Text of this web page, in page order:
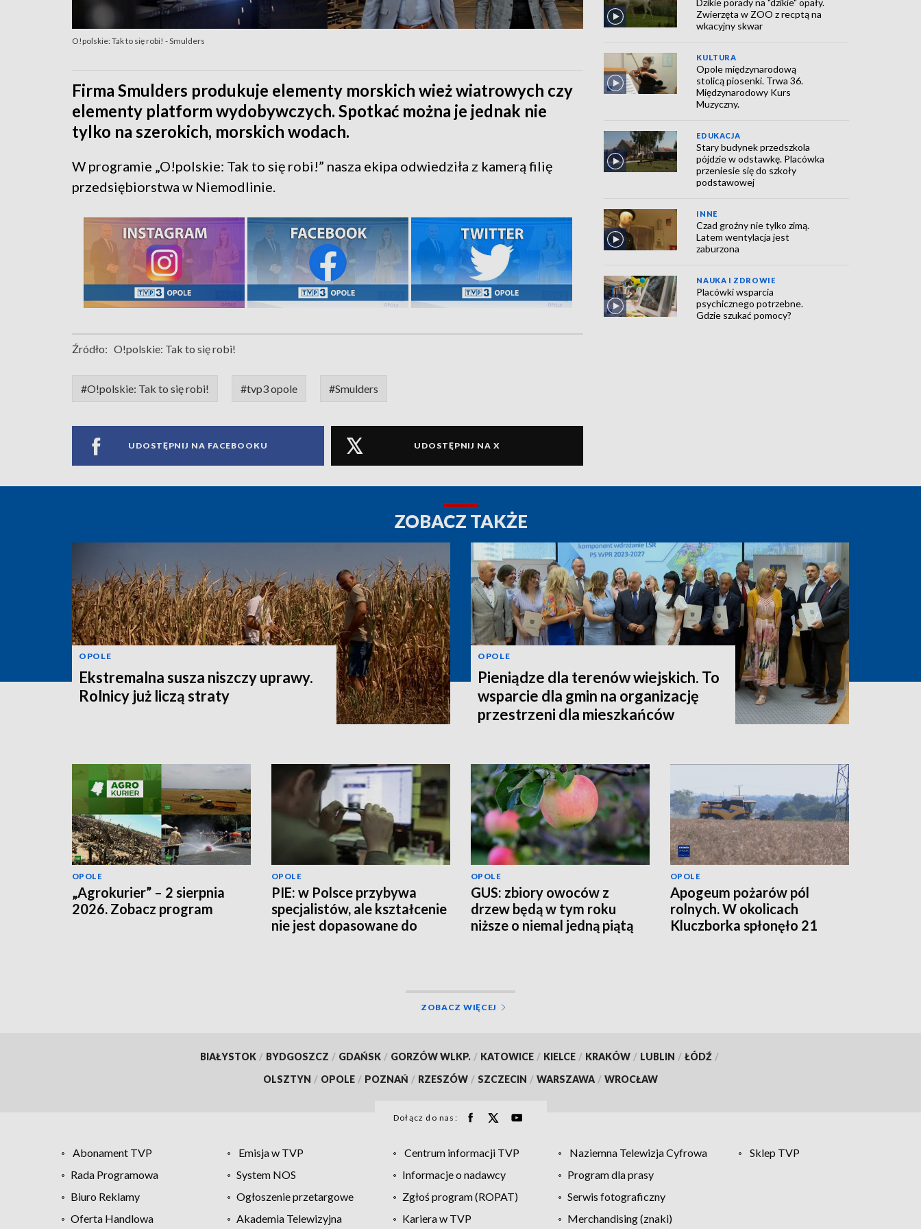
O!polskie: Tak to się robi! - Smulders
Firma Smulders produkuje elementy morskich wież wiatrowych czy
elementy platform wydobywczych. Spotkać można je jednak nie
tylko na szerokich, morskich wodach.
W programie „O!polskie: Tak to się robi!” nasza ekipa odwiedziła z kamerą filię
przedsiębiorstwa w Niemodlinie.
Źródło: O!polskie: Tak to się robi!
#O!polskie: Tak to się robi! #tvp3 opole #Smulders
UDOSTĘPNIJ NA FACEBOOKU UDOSTĘPNIJ NA X
Zwierzęta w ZOO z recptą na
wkacyjny skwar
KULTURA
Opole międzynarodową
stolicą piosenki. Trwa 36.
Międzynarodowy Kurs
Muzyczny.
EDUKACJA
Stary budynek przedszkola
pójdzie w odstawkę. Placówka
przeniesie się do szkoły
podstawowej
INNE
Czad groźny nie tylko zimą.
Latem wentylacja jest
zaburzona
NAUKA I ZDROWIE
Placówki wsparcia
psychicznego potrzebne.
Gdzie szukać pomocy?
ZOBACZ TAKŻE
OPOLE
Ekstremalna susza niszczy uprawy.
Rolnicy już liczą straty
OPOLE
Pieniądze dla terenów wiejskich. To
wsparcie dla gmin na organizację
przestrzeni dla mieszkańców
OPOLE
„Agrokurier” – 2 sierpnia
2026. Zobacz program
OPOLE
PIE: w Polsce przybywa
specjalistów, ale kształcenie
nie jest dopasowane do
OPOLE
GUS: zbiory owoców z
drzew będą w tym roku
niższe o niemal jedną piątą
OPOLE
Apogeum pożarów pól
rolnych. W okolicach
Kluczborka spłonęło 21
ZOBACZ WIĘCEJ
BIAŁYSTOK / BYDGOSZCZ / GDAŃSK / GORZÓW WLKP. / KATOWICE / KIELCE / KRAKÓW / LUBLIN / ŁÓDŹ /
OLSZTYN / OPOLE / POZNAŃ / RZESZÓW / SZCZECIN / WARSZAWA / WROCŁAW
Dołącz do nas:
Abonament TVP Emisja w TVP Centrum informacji TVP Naziemna Telewizja Cyfrowa
Sklep TVP
Rada Programowa
System NOS Informacje o nadawcy
Program dla prasy
Biuro Reklamy
Ogłoszenie przetargowe Zgłoś program (ROPAT)
Serwis fotograficzny
Oferta Handlowa
Akademia Telewizyjna Kariera w TVP Merchandising (znaki)